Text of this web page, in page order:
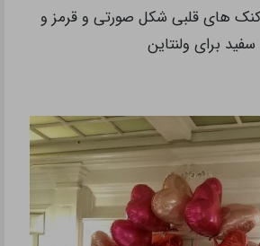
های قلبی شکل صورتی و قرمز و
سفید برای ولنتاین